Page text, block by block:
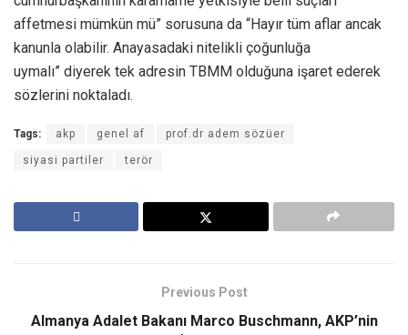
affetmesi mümkün mü” sorusuna da “Hayır tüm aflar ancak
kanunla olabilir. Anayasadaki nitelikli çoğunluğa
uymalı” diyerek tek adresin TBMM olduğuna işaret ederek
sözlerini noktaladı.
Tags: akp genel af prof.dr adem sözüer
siyasi partiler terör
Previous Post
Almanya Adalet Bakanı Marco Buschmann, AKP’nin